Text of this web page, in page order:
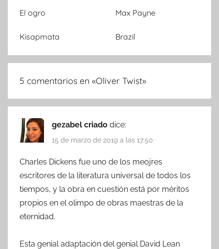
El ogro Max Payne
Kisapmata Brazil
5 comentarios en «Oliver Twist»
gezabel criado dice:
15 de marzo de 2019 a las 17:50
Charles Dickens fue uno de los meojres
escritores de la literatura universal de todos los
tiempos, y la obra en cuestión está por méritos
propios en el olimpo de obras maestras de la
eternidad.
Esta genial adaptación del genial David Lean